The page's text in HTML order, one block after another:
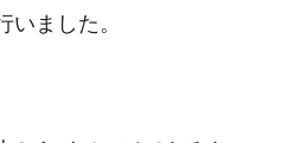
ました。